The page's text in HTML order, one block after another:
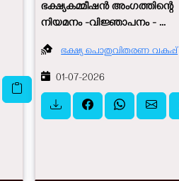
ഭക്ഷ്യകമ്മീഷൻ അംഗത്തിന്റെ
നിയമനം -വിജ്ഞാപനം - ...
ഭക്ഷ്യ പൊതുവിതരണ വകുപ്പ്
01-07-2026